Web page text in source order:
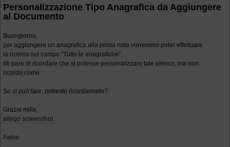
Personalizzazione Tipo Anagrafica da Aggiungere
al Documento
Buongiorno,
per aggiungere un anagrafica alla prima nota vorremmo poter effettuare
la ricerca nel campo "Tutte le anagrafiche".
Mi pare di ricordare che si potesse personalizzare tale elenco, ma non
ricordo come.
Se si può fare, potreste ricordarmelo?
Grazie mille,
allego screenshot.
Fabio